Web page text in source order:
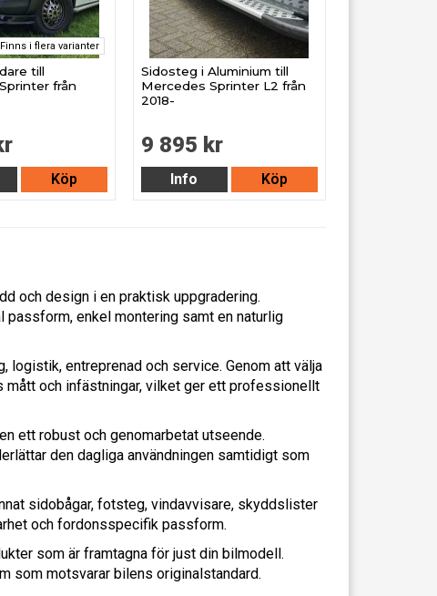
Finns i flera varianter
till
från
Köp
Sidosteg i Aluminium till
Mercedes Sprinter L2 från
2018-
9 895 kr
Info Köp
och design i en praktisk uppgradering.
enkel montering samt en naturlig
logistik, entreprenad och service. Genom att välja
och infästningar, vilket ger ett professionellt
ett robust och genomarbetat utseende.
den dagliga användningen samtidigt som
sidobågar, fotsteg, vindavvisare, skyddslister
och fordonsspecifik passform.
som är framtagna för just din bilmodell.
som motsvarar bilens originalstandard.